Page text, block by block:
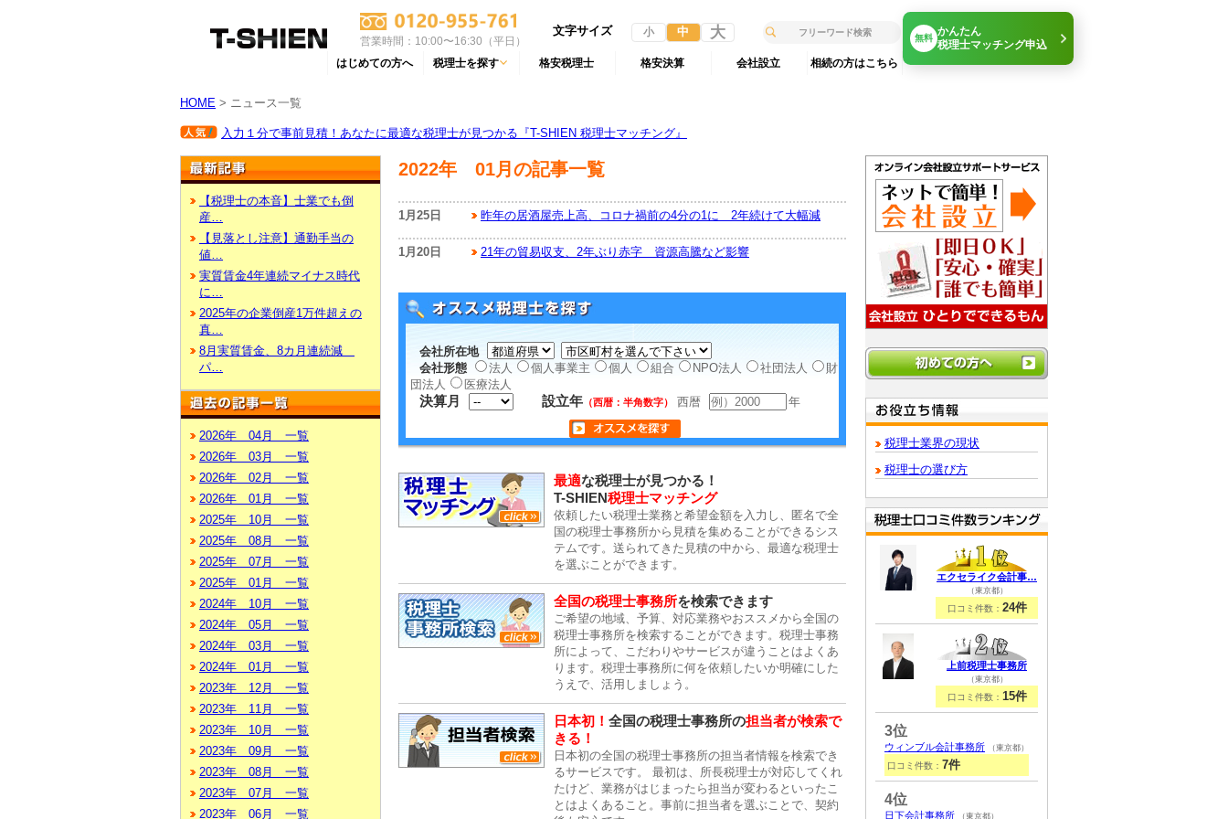
営業時間：10:00〜16:30（平日）
文字サイズ 小 中 大
はじめての方へ 税理士を探す 格安税理士 格安決算 会社設立 相続の方はこちら
無料
かんたん
税理士マッチング申込
HOME > ニュース一覧
入力１分で事前見積！あなたに最適な税理士が見つかる『T-SHIEN 税理士マッチング』
【税理士の本音】士業でも倒
産…
【見落とし注意】通勤手当の
値…
実質賃金4年連続マイナス時代
に…
2025年の企業倒産1万件超えの
真…
8月実質賃金、8カ月連続減
パ…
2026年 04月 一覧
2026年 03月 一覧
2026年 02月 一覧
2026年 01月 一覧
2025年 10月 一覧
2025年 08月 一覧
2025年 07月 一覧
2025年 01月 一覧
2024年 10月 一覧
2024年 05月 一覧
2024年 03月 一覧
2024年 01月 一覧
2023年 12月 一覧
2023年 11月 一覧
2023年 10月 一覧
2023年 09月 一覧
2023年 08月 一覧
2023年 07月 一覧
2023年 06月 一覧
2022年 01月の記事一覧
1月25日 昨年の居酒屋売上高、コロナ禍前の4分の1に 2年続けて大幅減
1月20日 21年の貿易収支、2年ぶり赤字 資源高騰など影響
会社所在地
会社形態
法人 個人事業主 個人 組合 NPO法人 社団法人
財
団法人
医療法人
決算月 設立年 （西暦：半角数字） 西暦 年
最適な税理士が見つかる！
T-SHIEN税理士マッチング
依頼したい税理士業務と希望金額を入力し、匿名で全
国の税理士事務所から見積を集めることができるシス
テムです。送られてきた見積の中から、最適な税理士
を選ぶことができます。
全国の税理士事務所を検索できます
ご希望の地域、予算、対応業務やおススメから全国の
税理士事務所を検索することができます。税理士事務
所によって、こだわりやサービスが違うことはよくあ
ります。税理士事務所に何を依頼したいか明確にした
うえで、活用しましょう。
日本初！ 全国の税理士事務所の担当者が検索で
きる！
日本初の全国の税理士事務所の担当者情報を検索でき
るサービスです。 最初は、所長税理士が対応してくれ
たけど、業務がはじまったら担当が変わるといったこ
とはよくあること。事前に担当者を選ぶことで、契約
税理士業界の現状
税理士の選び方
エクセライク会計事…
（東京都）
口コミ件数： 24件
上前税理士事務所
（東京都）
口コミ件数： 15件
3位
ウィンブル会計事務所 （東京都）
口コミ件数： 7件
4位
日下会計事務所 （東京都）